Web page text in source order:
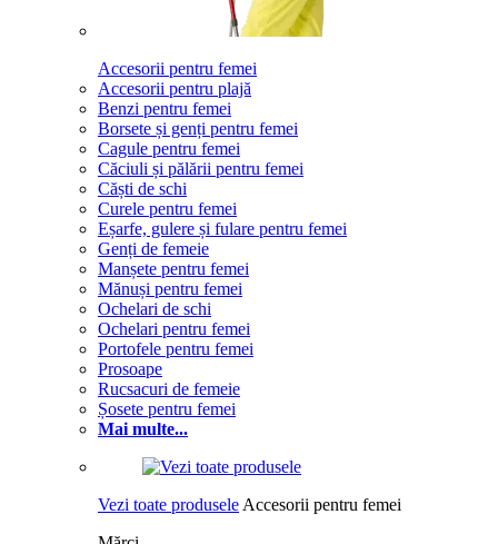
Accesorii pentru femei
Accesorii pentru plajă
Benzi pentru femei
Borsete și genți pentru femei
Cagule pentru femei
Căciuli și pălării pentru femei
Căști de schi
Curele pentru femei
Eșarfe, gulere și fulare pentru femei
Genți de femeie
Manșete pentru femei
Mănuși pentru femei
Ochelari de schi
Ochelari pentru femei
Portofele pentru femei
Prosoape
Rucsacuri de femeie
Șosete pentru femei
Mai multe...
Vezi toate produsele Accesorii pentru femei